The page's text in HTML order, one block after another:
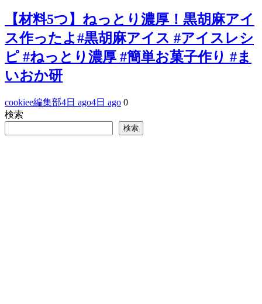
【材料5つ】ねっとり濃厚！黒胡麻アイ
ス作ったよ#黒胡麻アイス #アイスレシ
ピ #ねっとり濃厚 #簡単お菓子作り #ま
いおか研
cookiee編集部4日 ago4日 ago 0
検索
検索